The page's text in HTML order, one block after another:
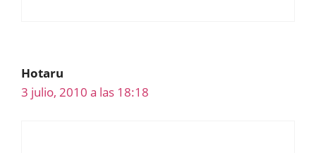
Hotaru
3 julio, 2010 a las 18:18